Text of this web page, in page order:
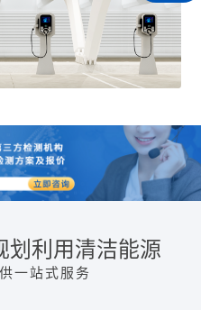
划利用清洁能源
一站式服务